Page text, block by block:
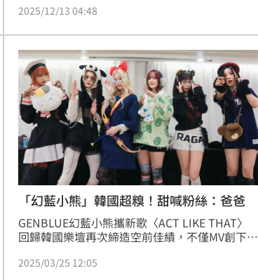
滿。主辦單位 MAKESTAR 於昨（12）日在微博
取消，強調是在與多方反覆討論後，做出的艱難
決定，並多次向粉絲致歉，但模糊說法反而引來
更大反彈。
2025/12/13 04:48
「幻藍小熊」韓國超糗！甜喊粉絲：爸爸
GENBLUE幻藍小熊攜新歌〈ACT LIKE THAT〉
回歸韓國樂壇再次締造空前佳績，不僅MV創下破
氣迅速在K-POP界竄紅的她們更颳起「台妞韓
2025/03/25 12:05